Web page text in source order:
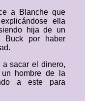
a Blanche que
ella
hija de un
Buck por haber
a sacar el dinero,
hombre de la
a este para